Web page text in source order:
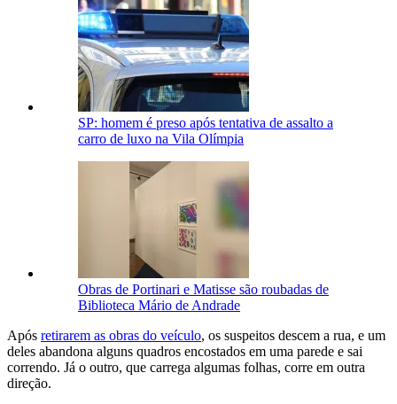
SP: homem é preso após tentativa de assalto a
carro de luxo na Vila Olímpia
Obras de Portinari e Matisse são roubadas de
Biblioteca Mário de Andrade
Após retirarem as obras do veículo, os suspeitos descem a rua, e um
deles abandona alguns quadros encostados em uma parede e sai
correndo. Já o outro, que carrega algumas folhas, corre em outra
direção.